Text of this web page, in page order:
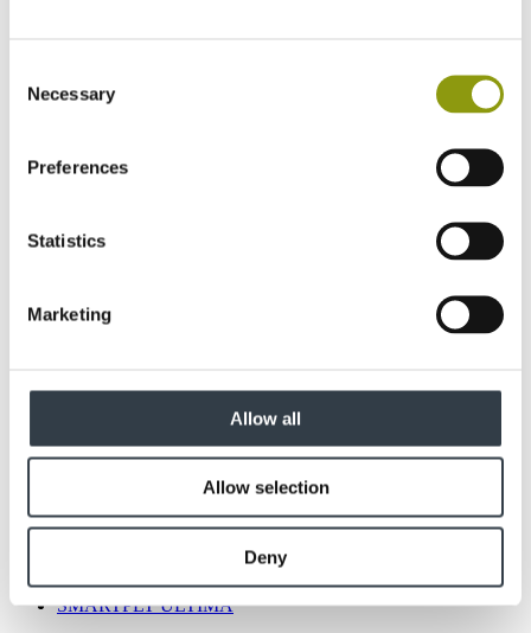
Selection
Necessary
Preferences
Statistics
Marketing
Allow all
Allow selection
Deny
Tous les produits
MEDITE LITE
MEDITE CLEAR
MEDITE PREMIER
MEDITE TRICOYA EXTREME
SMARTPLY STRONGDECK
SMARTPLY SITEPROTECT
SMARTPLY SURE STEP DB
SMARTPLY MAX
SMARTPLY ULTIMA